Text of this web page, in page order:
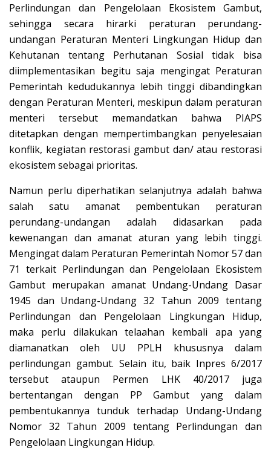
Perlindungan dan Pengelolaan Ekosistem Gambut,
sehingga secara hirarki peraturan perundang-
undangan Peraturan Menteri Lingkungan Hidup dan
Kehutanan tentang Perhutanan Sosial tidak bisa
diimplementasikan begitu saja mengingat Peraturan
Pemerintah kedudukannya lebih tinggi dibandingkan
dengan Peraturan Menteri, meskipun dalam peraturan
menteri tersebut memandatkan bahwa PIAPS
ditetapkan dengan mempertimbangkan penyelesaian
konflik, kegiatan restorasi gambut dan/ atau restorasi
ekosistem sebagai prioritas.
Namun perlu diperhatikan selanjutnya adalah bahwa
salah satu amanat pembentukan peraturan
perundang-undangan adalah didasarkan pada
kewenangan dan amanat aturan yang lebih tinggi.
Mengingat dalam Peraturan Pemerintah Nomor 57 dan
71 terkait Perlindungan dan Pengelolaan Ekosistem
Gambut merupakan amanat Undang-Undang Dasar
1945 dan Undang-Undang 32 Tahun 2009 tentang
Perlindungan dan Pengelolaan Lingkungan Hidup,
maka perlu dilakukan telaahan kembali apa yang
diamanatkan oleh UU PPLH khususnya dalam
perlindungan gambut. Selain itu, baik Inpres 6/2017
tersebut ataupun Permen LHK 40/2017 juga
bertentangan dengan PP Gambut yang dalam
pembentukannya tunduk terhadap Undang-Undang
Nomor 32 Tahun 2009 tentang Perlindungan dan
Pengelolaan Lingkungan Hidup.